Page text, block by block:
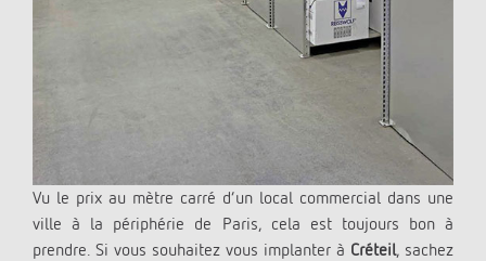
Vu le prix au mètre carré d’un local commercial dans une
ville à la périphérie de Paris, cela est toujours bon à
prendre. Si vous souhaitez vous implanter à Créteil, sachez